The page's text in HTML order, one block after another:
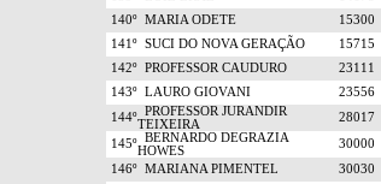
140º MARIA ODETE 15300
141º SUCI DO NOVA GERAÇÃO 15715
142º PROFESSOR CAUDURO 23111
143º LAURO GIOVANI 23556
144º PROFESSOR JURANDIR
TEIXEIRA
28017
145º BERNARDO DEGRAZIA
HOWES
30000
146º MARIANA PIMENTEL 30030